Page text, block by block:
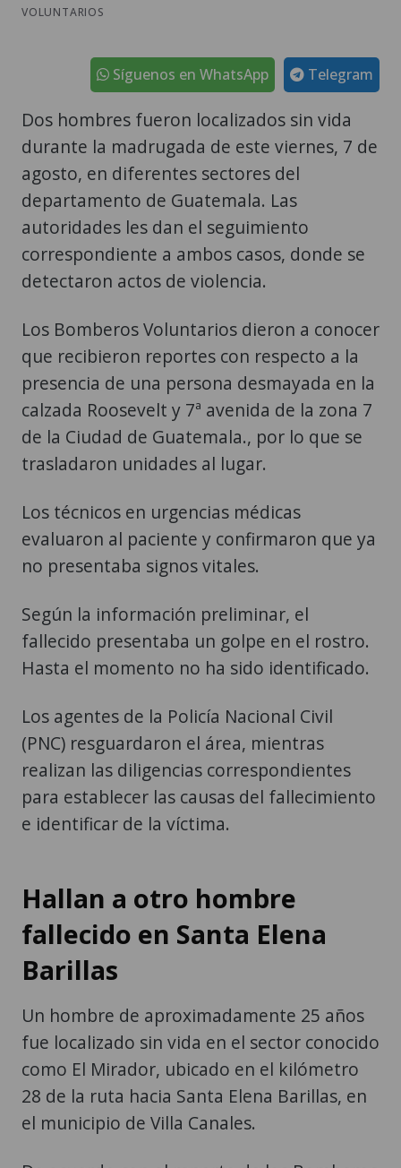
VOLUNTARIOS
Telegram
Síguenos en WhatsApp
Dos hombres fueron localizados sin vida
durante la madrugada de este viernes, 7 de
agosto, en diferentes sectores del
departamento de Guatemala. Las
autoridades les dan el seguimiento
correspondiente a ambos casos, donde se
detectaron actos de violencia.
Los Bomberos Voluntarios dieron a conocer
que recibieron reportes con respecto a la
presencia de una persona desmayada en la
calzada Roosevelt y 7ª avenida de la zona 7
de la Ciudad de Guatemala., por lo que se
trasladaron unidades al lugar.
Los técnicos en urgencias médicas
evaluaron al paciente y confirmaron que ya
no presentaba signos vitales.
Según la información preliminar, el
fallecido presentaba un golpe en el rostro.
Hasta el momento no ha sido identificado.
Los agentes de la Policía Nacional Civil
(PNC) resguardaron el área, mientras
realizan las diligencias correspondientes
para establecer las causas del fallecimiento
e identificar de la víctima.
Hallan a otro hombre
fallecido en Santa Elena
Barillas
Un hombre de aproximadamente 25 años
fue localizado sin vida en el sector conocido
como El Mirador, ubicado en el kilómetro
28 de la ruta hacia Santa Elena Barillas, en
el municipio de Villa Canales.